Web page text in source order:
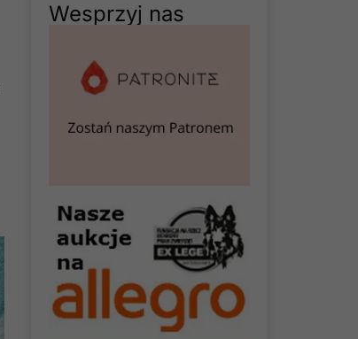
Wesprzyj nas